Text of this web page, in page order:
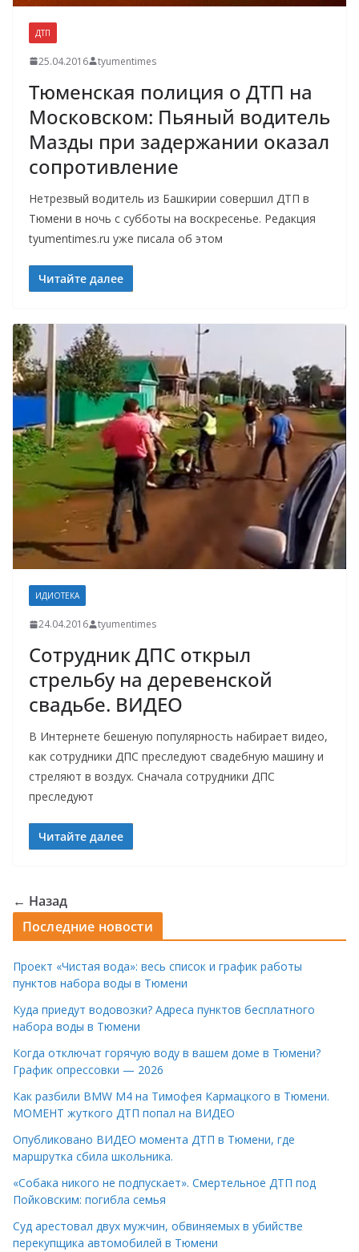
ДТП
25.04.2016 tyumentimes
Тюменская полиция о ДТП на
Московском: Пьяный водитель
Мазды при задержании оказал
сопротивление
Нетрезвый водитель из Башкирии совершил ДТП в
Тюмени в ночь с субботы на воскресенье. Редакция
tyumentimes.ru уже писала об этом
Читайте далее
ИДИОТЕКА
24.04.2016 tyumentimes
Сотрудник ДПС открыл
стрельбу на деревенской
свадьбе. ВИДЕО
В Интернете бешеную популярность набирает видео,
как сотрудники ДПС преследуют свадебную машину и
стреляют в воздух. Сначала сотрудники ДПС
преследуют
Читайте далее
← Назад
Последние новости
Проект «Чистая вода»: весь список и график работы
пунктов набора воды в Тюмени
Куда приедут водовозки? Адреса пунктов бесплатного
набора воды в Тюмени
Когда отключат горячую воду в вашем доме в Тюмени?
График опрессовки — 2026
Как разбили BMW M4 на Тимофея Кармацкого в Тюмени.
МОМЕНТ жуткого ДТП попал на ВИДЕО
Опубликовано ВИДЕО момента ДТП в Тюмени, где
маршрутка сбила школьника.
«Собака никого не подпускает». Смертельное ДТП под
Пойковским: погибла семья
Суд арестовал двух мужчин, обвиняемых в убийстве
перекупщика автомобилей в Тюмени